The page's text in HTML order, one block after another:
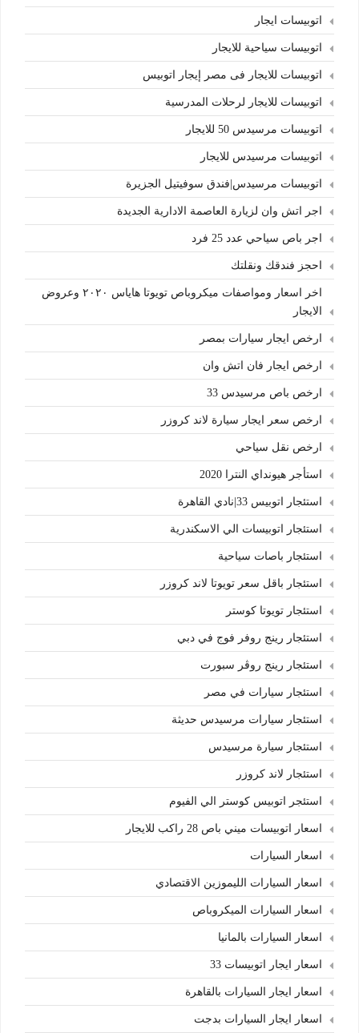
اتوبيسات ايجار
اتوبيسات سياحية للايجار
اتوبيسات للايجار فى مصر إيجار اتوبيس
اتوبيسات للايجار لرحلات المدرسية
اتوبيسات مرسيدس 50 للايجار
اتوبيسات مرسيدس للايجار
اتوبيسات مرسيدس|فندق سوفيتيل الجزيرة
اجر اتش وان لزيارة العاصمة الادارية الجديدة
اجر باص سياحي عدد 25 فرد
احجز فندقك ونقلتك
اخر اسعار ومواصفات ميكروباص تويوتا هاياس ٢٠٢٠ وعروض
الايجار
ارخص ايجار سيارات بمصر
ارخص ايجار فان اتش وان
ارخص باص مرسيدس 33
ارخص سعر ايجار سيارة لاند كروزر
ارخص نقل سياحي
استأجر هيونداي النترا 2020
استئجار اتوبيس 33|نادي القاهرة
استئجار اتوبيسات الي الاسكندرية
استئجار باصات سياحية
استئجار باقل سعر تويوتا لاند كروزر
استئجار تويوتا كوستر
استئجار رينج روفر فوج في دبي
استئجار رينج روڤر سبورت
استئجار سيارات في مصر
استئجار سيارات مرسيدس حديثة
استئجار سيارة مرسيدس
استئجار لاند كروزر
استئجر اتوبيس كوستر الي الفيوم
اسعار اتوبيسات ميني باص 28 راكب للايجار
اسعار السيارات
اسعار السيارات الليموزين الاقتصادي
اسعار السيارات الميكروباص
اسعار السيارات بالمانيا
اسعار ايجار اتوبيسات 33
اسعار ايجار السيارات بالقاهرة
اسعار ايجار السيارات بدجت